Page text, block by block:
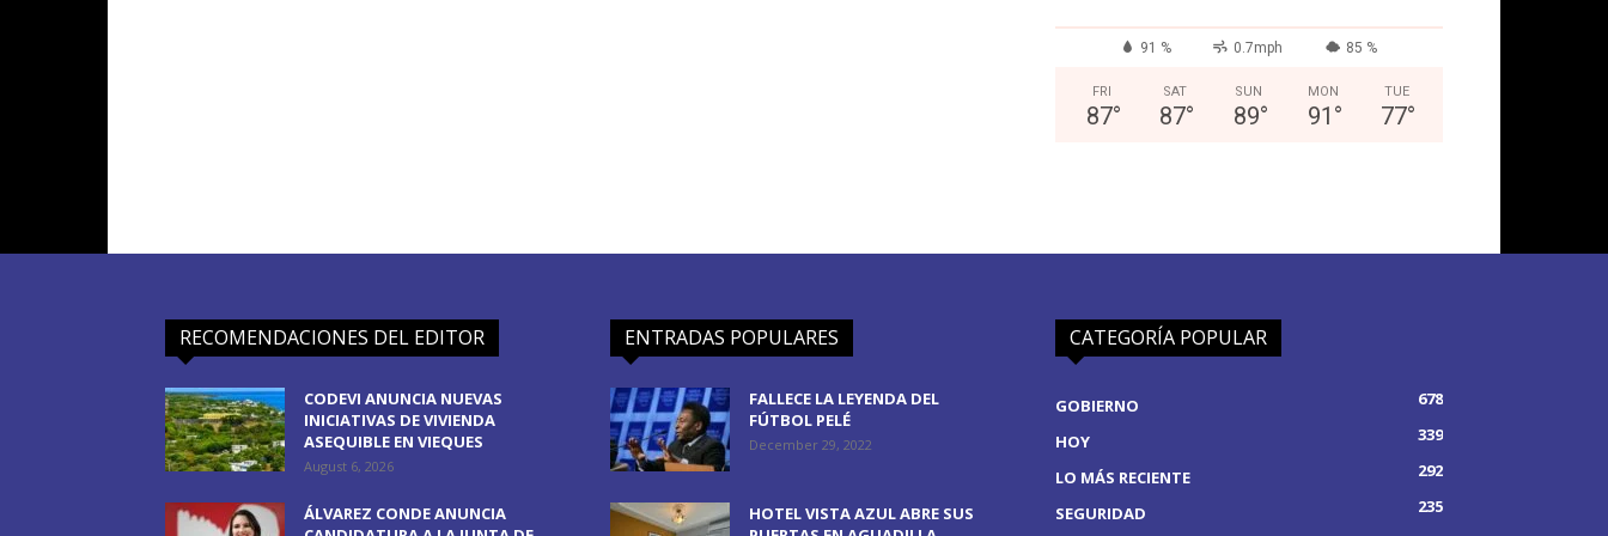
91 % 0.7mph 85 %
FRI
87°
SAT
87°
SUN
89°
MON
91 °
TUE
77°
RECOMENDACIONES DEL EDITOR
CODEVI ANUNCIA NUEVAS
INICIATIVAS DE VIVIENDA
ASEQUIBLE EN VIEQUES
August 6, 2026
ÁLVAREZ CONDE ANUNCIA
ENTRADAS POPULARES
FALLECE LA LEYENDA DEL
FÚTBOL PELÉ
December 29, 2022
HOTEL VISTA AZUL ABRE SUS
CATEGORÍA POPULAR
GOBIERNO
678
HOY
339
LO MÁS RECIENTE
292
SEGURIDAD
235